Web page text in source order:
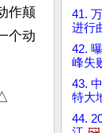
作颠
个动
41.
进行
42.
峰失
43.
特大
44.